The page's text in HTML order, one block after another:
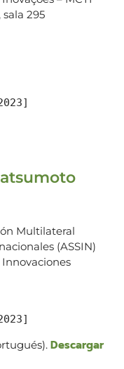
295
Multilateral
(ASSIN)
Descargar